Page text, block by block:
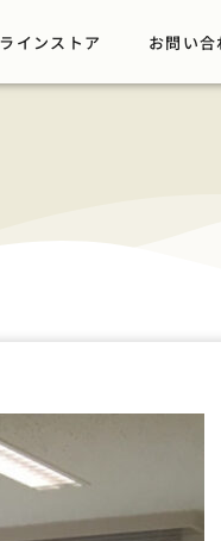
インストア お問い合